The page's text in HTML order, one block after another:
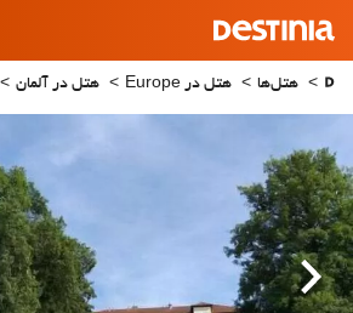
هتل‌ها هتل در Europe هتل در آلمان
قبلی